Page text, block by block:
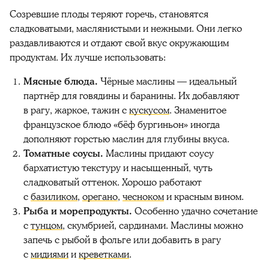
Созревшие плоды теряют горечь, становятся
сладковатыми, маслянистыми и нежными. Они легко
раздавливаются и отдают свой вкус окружающим
продуктам. Их лучше использовать:
Мясные блюда. Чёрные маслины — идеальный
партнёр для говядины и баранины. Их добавляют
в рагу, жаркое, тажин скускусом. Знаменитое
французское блюдо «бёф бургиньон» иногда
дополняют горстью маслин для глубины вкуса.
Томатные соусы. Маслины придают соусу
бархатистую текстуру и насыщенный, чуть
сладковатый оттенок. Хорошо работают
сбазиликом, орегано, чеснокоми красным вином.
Рыба и морепродукты. Особенно удачно сочетание
стунцом, скумбрией, сардинами. Маслины можно
запечь с рыбой в фольге или добавить в рагу
смидиямиикреветками.